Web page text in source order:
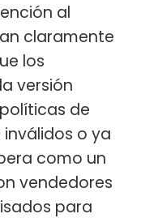
al
claramente
los
versión
de
o ya
como un
vendedores
para